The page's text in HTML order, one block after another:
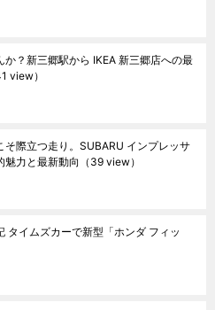
か？新三郷駅から IKEA 新三郷店への最
view）
そ際立つ走り。SUBARU インプレッサ
魅力と最新動向 （39 view）
タイムズカーで新型「ホンダ フィッ